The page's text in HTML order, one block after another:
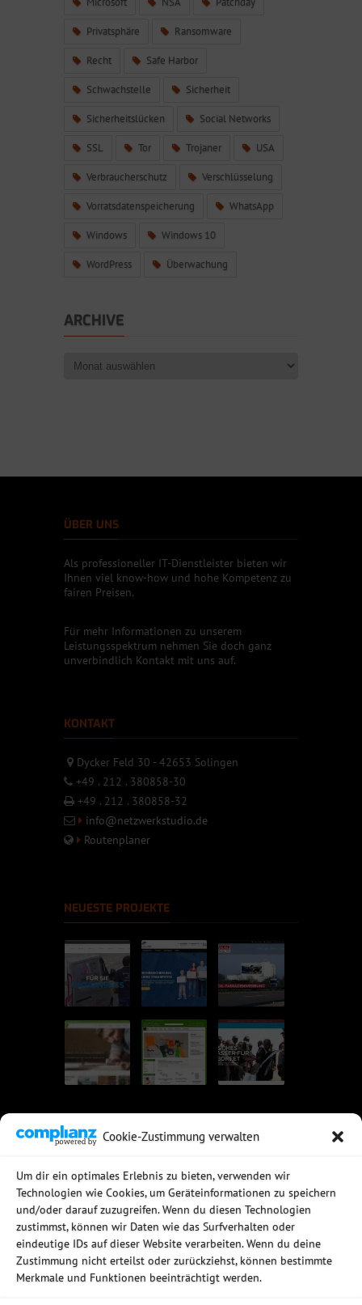
Cookie-Zustimmung verwalten
Um dir ein optimales Erlebnis zu bieten, verwenden wir
Technologien wie Cookies, um Geräteinformationen zu speichern
und/oder darauf zuzugreifen. Wenn du diesen Technologien
zustimmst, können wir Daten wie das Surfverhalten oder
eindeutige IDs auf dieser Website verarbeiten. Wenn du deine
Zustimmung nicht erteilst oder zurückziehst, können bestimmte
Merkmale und Funktionen beeinträchtigt werden.
Privatsphäre Ransomware
Recht Safe Harbor
Schwachstelle Sicherheit
Sicherheitslücken Social Networks
SSL Tor Trojaner USA
Verbraucherschutz Verschlüsselung
Vorratsdatenspeicherung WhatsApp
Windows Windows 10
WordPress Überwachung
ARCHIVE
ÜBER UNS
Als professioneller IT-Dienstleister bieten wir
Ihnen viel know-how und hohe Kompetenz zu
fairen Preisen.
Für mehr Informationen zu unserem
Leistungsspektrum nehmen Sie doch ganz
unverbindlich Kontakt mit uns auf.
KONTAKT
Dycker Feld 30 - 42653 Solingen
+49 . 212 . 380858-30
+49 . 212 . 380858-32
info@netzwerkstudio.de
Routenplaner
NEUESTE PROJEKTE
Rechtssichere Email-Archivierung
MDaemon Mail- & Groupwareserver
Virtualisierung mit vmWare
Sophos UTM - Mehr als eine Firewall